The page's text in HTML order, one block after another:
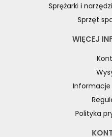
Sprężarki i
Sprzęt
WIĘCEJ
Informacje
Polityka